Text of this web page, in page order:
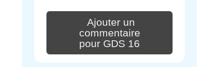
Ajouter un
commentaire
pour GDS 16